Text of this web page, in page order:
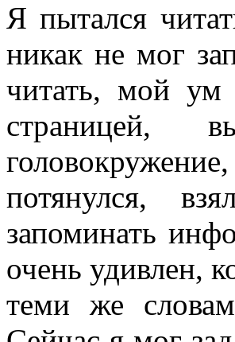
Я пытался
никак не мог
читать, мой ум
страницей,
головокружение,
потянулся,
запоминать
очень удивлен,
теми же